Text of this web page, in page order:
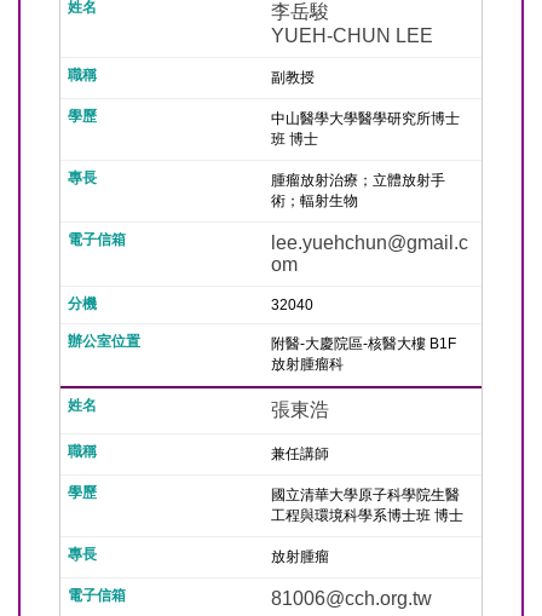
李岳駿
YUEH-CHUN LEE
副教授
中山醫學大學醫學研究所博士
班 博士
腫瘤放射治療；立體放射手
術；輻射生物
lee.yuehchun@gmail.c
om
32040
附醫-大慶院區-核醫大樓 B1F
放射腫瘤科
張東浩
兼任講師
國立清華大學原子科學院生醫
工程與環境科學系博士班 博士
放射腫瘤
81006@cch.org.tw